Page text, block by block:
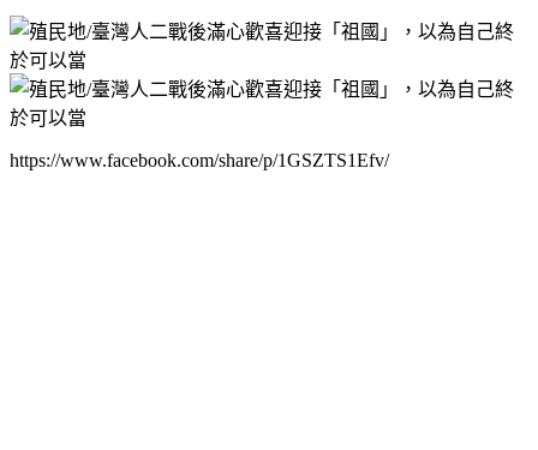
https://www.facebook.com/share/p/1GSZTS1Efv/